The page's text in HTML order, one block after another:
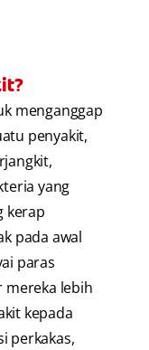
menganggap
penyakit,
yang
kerap
pada awal
paras
mereka lebih
kepada
perkakas,